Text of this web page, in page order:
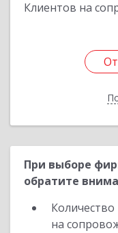
Клиентов на
При выборе
обратите
на